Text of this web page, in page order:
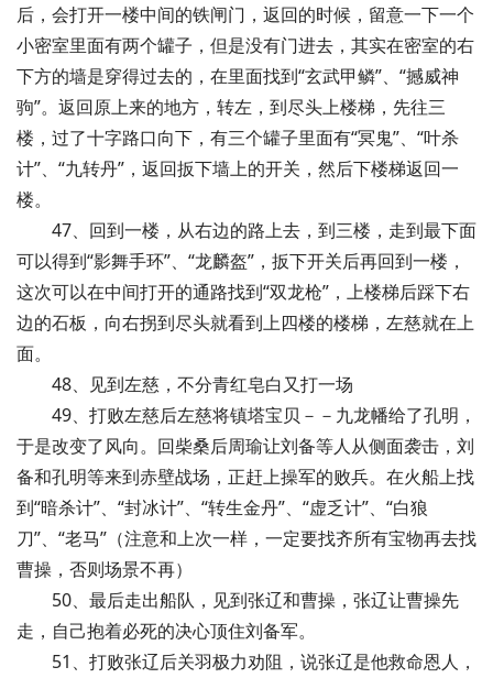
后，会打开一楼中间的铁闸门，返回的时候，留意一下一个
小密室里面有两个罐子，但是没有门进去，其实在密室的右
下方的墙是穿得过去的，在里面找到“玄武甲鳞”、“撼威神
驹”。返回原上来的地方，转左，到尽头上楼梯，先往三
楼，过了十字路口向下，有三个罐子里面有“冥鬼”、“叶杀
计”、“九转丹”，返回扳下墙上的开关，然后下楼梯返回一
楼。
47、回到一楼，从右边的路上去，到三楼，走到最下面
可以得到“影舞手环”、“龙麟盔”，扳下开关后再回到一楼，
这次可以在中间打开的通路找到“双龙枪”，上楼梯后踩下右
边的石板，向右拐到尽头就看到上四楼的楼梯，左慈就在上
面。
48、见到左慈，不分青红皂白又打一场
49、打败左慈后左慈将镇塔宝贝－－九龙幡给了孔明，
于是改变了风向。回柴桑后周瑜让刘备等人从侧面袭击，刘
备和孔明等来到赤壁战场，正赶上操军的败兵。在火船上找
到“暗杀计”、“封冰计”、“转生金丹”、“虚乏计”、“白狼
刀”、“老马”（注意和上次一样，一定要找齐所有宝物再去找
曹操，否则场景不再）
50、最后走出船队，见到张辽和曹操，张辽让曹操先
走，自己抱着必死的决心顶住刘备军。
51、打败张辽后关羽极力劝阻，说张辽是他救命恩人，